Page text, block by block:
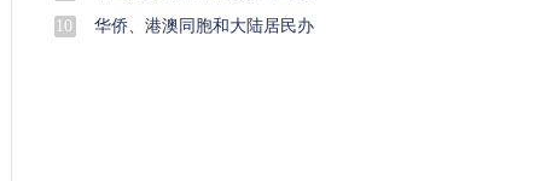
10
华侨、港澳同胞和大陆居民办